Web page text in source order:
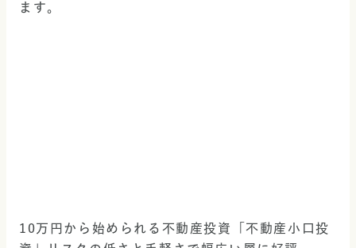
ます。
10万円から始められる不動産投資「不動産小口投